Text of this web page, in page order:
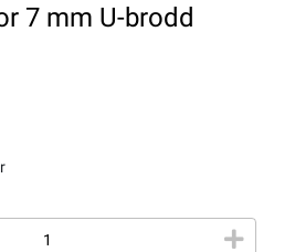
7 mm U-brodd